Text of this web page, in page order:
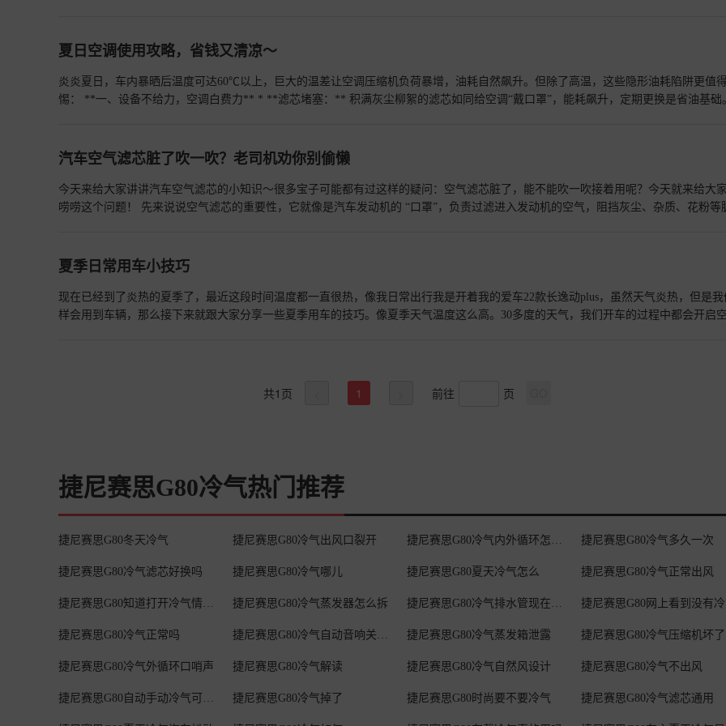
遍。现在开车听着B档动能回收的"咻咻"声，感觉比省下的保养费还舒坦！ 大众春日企划。[_LinkTopic:上汽大众,37680,37]
夏日空调使用攻略，省钱又清凉～
炎炎夏日，车内暴晒后温度可达60℃以上，巨大的温差让空调压缩机负荷暴增，油耗自然飙升。但除了高温，这些隐形油耗陷阱更值
惕： **一、设备不给力，空调白费力** * **滤芯堵塞：** 积满灰尘柳絮的滤芯如同给空调“戴口罩”，能耗飙升，定期更换是省油基础。 *
长期只开内循环：** 空气不流通越开越闷，制冷效率低还易犯困。 * **停车等人不熄火开空调：** 发动机空转烧钱，1小时≈白跑30公里，
被迫调低温度更费油。 **三、省油凉快5大招** 1. **上车先通风：** 开窗+外循环最大风量1分钟，排尽热浪再关窗开AC，降温快一倍。 2.
**26℃是黄金温度：** 体感舒适且空调高效节能，盲目调低只会狂烧油。 3. **巧用循环模式：** * 堵车开**内循环**，隔绝尾气热浪减负
塞或蒸发箱脏污，会越吹越费油且危害健康！定期清洁维护，才能让空调高效又省钱。清凉一夏，从正确用空调开始！
汽车空气滤芯脏了吹一吹？老司机劝你别偷懒
今天来给大家讲讲汽车空气滤芯的小知识～很多宝子可能都有过这样的疑问：空气滤芯脏了，能不能吹一吹接着用呢？今天就来给大
唠唠这个问题！ 先来说说空气滤芯的重要性，它就像是汽车发动机的 “口罩”，负责过滤进入发动机的空气，阻挡灰尘、杂质、花粉等脏东
哦！ 如果满足下面这些条件，临时吹一吹是可行的： ✅滤芯只是表层有灰尘，没有发黑、没有油污、没有变形； ✅使用的是纸质的干式滤
侧往外侧轻吹。 但是，要是遇到下面这些情况，宝子们就别犹豫了，直接换新的滤芯吧！ 1️⃣滤芯已经发黑、发硬，透光性变差，说明灰尘
已经深入到滤芯的褶皱里，基本吹不干净了，过滤效率会直线下降。 2️⃣发现滤芯有霉点、潮湿或者变形，潮气会破坏纸质滤芯的结构，还容
省油～赶紧看看自己爱车的空气滤芯是不是该换啦🧐
查看详情>>
夏季日常用车小技巧
现在已经到了炎热的夏季了，最近这段时间温度都一直很热，像我日常出行我是开着我的爱车22款长逸动plus，虽然天气炎热，但是我
样会用到车辆，那么接下来就跟大家分享一些夏季用车的技巧。像夏季天气温度这么高。30多度的天气，我们开车的过程中都会开启
矿泉水打火机这些易燃易爆物品有没有带出来？像夏季温度这么高，这些物品都不能放置在车内。这些就是我分享的夏季用车小技巧。
共1 页 1 前往 页
捷尼赛思G80冷气热门推荐
捷尼赛思G80冬天冷气 捷尼赛思G80冷气出风口裂开 捷尼赛思G80冷气内外循环怎么自动切换 捷尼赛思G80冷气多久一次
捷尼赛思G80冷气滤芯好换吗 捷尼赛思G80冷气哪儿 捷尼赛思G80夏天冷气怎么 捷尼赛思G80冷气正常出风
捷尼赛思G80知道打开冷气情况怎么 捷尼赛思G80冷气蒸发器怎么拆 捷尼赛思G80冷气排水管现在怎么办
捷尼赛思G80冷气正常吗 捷尼赛思G80冷气自动音响关不掉 捷尼赛思G80冷气蒸发箱泄露 捷尼赛思G80冷气压缩机坏了
捷尼赛思G80冷气外循环口哨声 捷尼赛思G80冷气解读 捷尼赛思G80冷气自然风设计 捷尼赛思G80冷气不出风
捷尼赛思G80自动手动冷气可以升级 捷尼赛思G80冷气掉了 捷尼赛思G80时尚要不要冷气 捷尼赛思G80冷气滤芯通用